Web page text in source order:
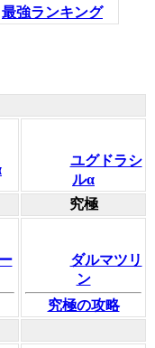
最強ランキング
ユグドラシ
ルα
究極
ダルマツリ
ン
究極の攻略